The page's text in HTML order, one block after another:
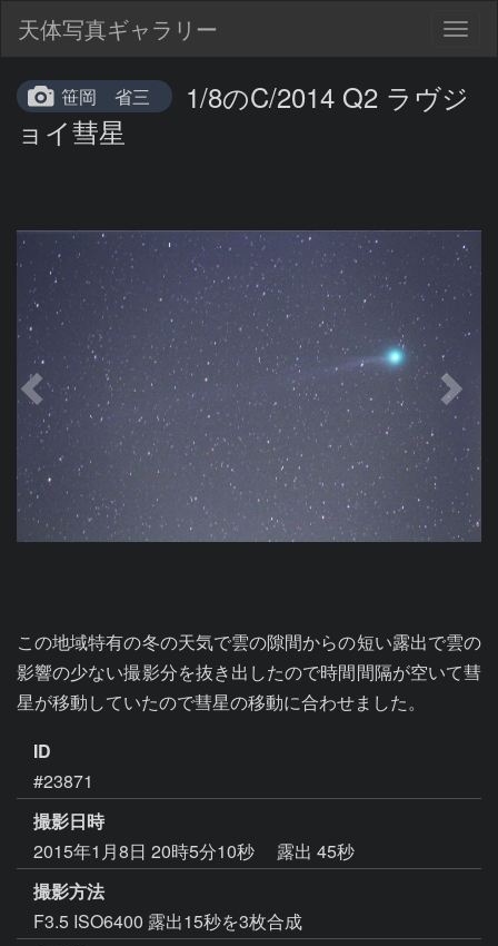
天体写真ギャラリー
笹岡 省三
1/8のC/2014 Q2 ラヴジ
ョイ彗星
この地域特有の冬の天気で雲の隙間からの短い露出で雲の
影響の少ない撮影分を抜き出したので時間間隔が空いて彗
星が移動していたので彗星の移動に合わせました。
ID
#23871
撮影日時
2015年1月8日 20時5分10秒
露出 45秒
撮影方法
F3.5 ISO6400 露出15秒を3枚合成